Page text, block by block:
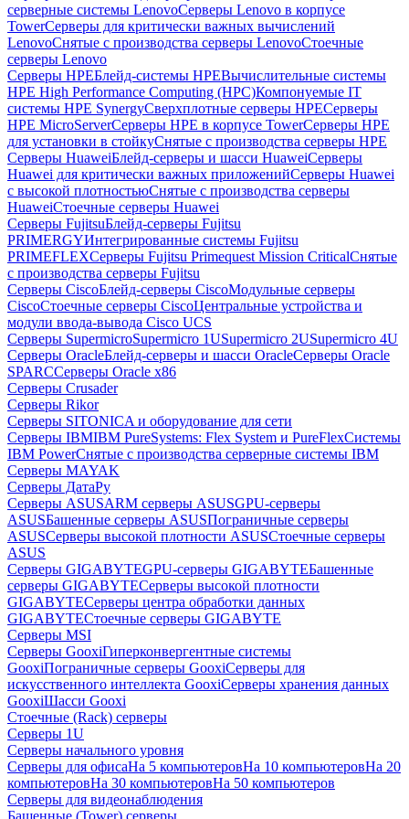
серверные системы LenovoСерверы Lenovo в корпусе
TowerСерверы для критически важных вычислений
LenovoСнятые с производства серверы LenovoСтоечные
серверы Lenovo
Серверы HPEБлейд-системы HPEВычислительные системы
HPE High Performance Computing (HPC)Компонуемые IT
системы HPE SynergyСверхплотные серверы HPEСерверы
HPE MicroServerСерверы HPE в корпусе TowerСерверы HPE
для установки в стойкуСнятые с производства серверы HPE
Серверы HuaweiБлейд-серверы и шасси HuaweiСерверы
Huawei для критически важных приложенийСерверы Huawei
с высокой плотностьюСнятые с производства серверы
HuaweiСтоечные серверы Huawei
Серверы FujitsuБлейд-серверы Fujitsu
PRIMERGYИнтегрированные системы Fujitsu
PRIMEFLEXСерверы Fujitsu Primequest Mission CriticalСнятые
с производства серверы Fujitsu
Серверы CiscoБлейд-серверы CiscoМодульные серверы
CiscoСтоечные серверы CiscoЦентральные устройства и
модули ввода-вывода Cisco UCS
Серверы SupermicroSupermicro 1USupermicro 2USupermicro 4U
Серверы OracleБлейд-серверы и шасси OracleСерверы Oracle
SPARCСерверы Oracle x86
Серверы Crusader
Серверы Rikor
Серверы SITONICA и оборудование для сети
Серверы IBMIBM PureSystems: Flex System и PureFlexСистемы
IBM PowerСнятые с производства серверные системы IBM
Серверы MAYAK
Серверы ДатаРу
Серверы ASUSARM серверы ASUSGPU-серверы
ASUSБашенные серверы ASUSПограничные серверы
ASUSСерверы высокой плотности ASUSСтоечные серверы
ASUS
Серверы GIGABYTEGPU-серверы GIGABYTEБашенные
серверы GIGABYTEСерверы высокой плотности
GIGABYTEСерверы центра обработки данных
GIGABYTEСтоечные серверы GIGABYTE
Серверы MSI
Серверы GooxiГиперконвергентные системы
GooxiПограничные серверы GooxiСерверы для
искусственного интеллекта GooxiСерверы хранения данных
GooxiШасси Gooxi
Стоечные (Rack) серверы
Серверы 1U
Серверы начального уровня
Серверы для офисаНа 5 компьютеровНа 10 компьютеровНа 20
компьютеровНа 30 компьютеровНа 50 компьютеров
Серверы для видеонаблюдения
Башенные (Tower) серверы